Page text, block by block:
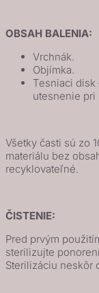
OBSAH BALENIA:
Vrchnák.
Objímka.
Tesniaci
utesnenie pri
Všetky časti sú zo
materiálu bez
recyklovateľné.
ČISTENIE:
Pred prvým
sterilizujte
Sterilizáciu neskôr